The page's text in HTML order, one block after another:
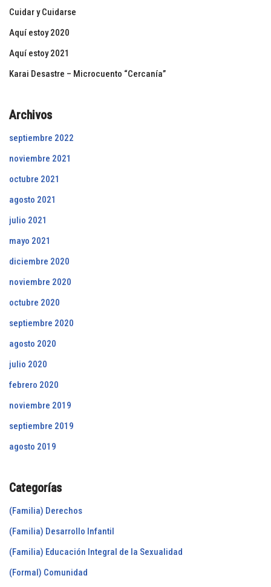
Cuidar y Cuidarse
Aquí estoy 2020
Aquí estoy 2021
Karai Desastre – Microcuento “Cercanía”
Archivos
septiembre 2022
noviembre 2021
octubre 2021
agosto 2021
julio 2021
mayo 2021
diciembre 2020
noviembre 2020
octubre 2020
septiembre 2020
agosto 2020
julio 2020
febrero 2020
noviembre 2019
septiembre 2019
agosto 2019
Categorías
(Familia) Derechos
(Familia) Desarrollo Infantil
(Familia) Educación Integral de la Sexualidad
(Formal) Comunidad